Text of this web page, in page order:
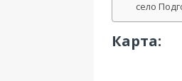
село
Карта: